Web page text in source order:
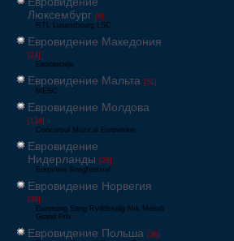
Люксембург [6]
RTL Luxembourg LSC
Евровидение Македония
[24]
Евровизија
Евровидение Мальта [51]
MESC
Евровидение Молдова
[134]
Concursul Muzical Eurovision
Евровидение
Нидерланды [26]
Eurovisie Songfestival
Евровидение Норвегия
[39]
Eurosong Sang Ryddesalg Nrk Melodi
Grand Prix
Евровидение Польша [36]